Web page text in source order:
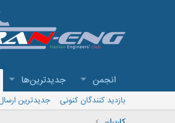
انجمن جدیدترین‌ها
بازدید کنندگان کنونی جدیدترین